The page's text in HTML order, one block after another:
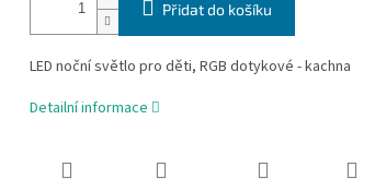
Přidat do košíku
LED noční světlo pro děti, RGB dotykové - kachna
Detailní informace